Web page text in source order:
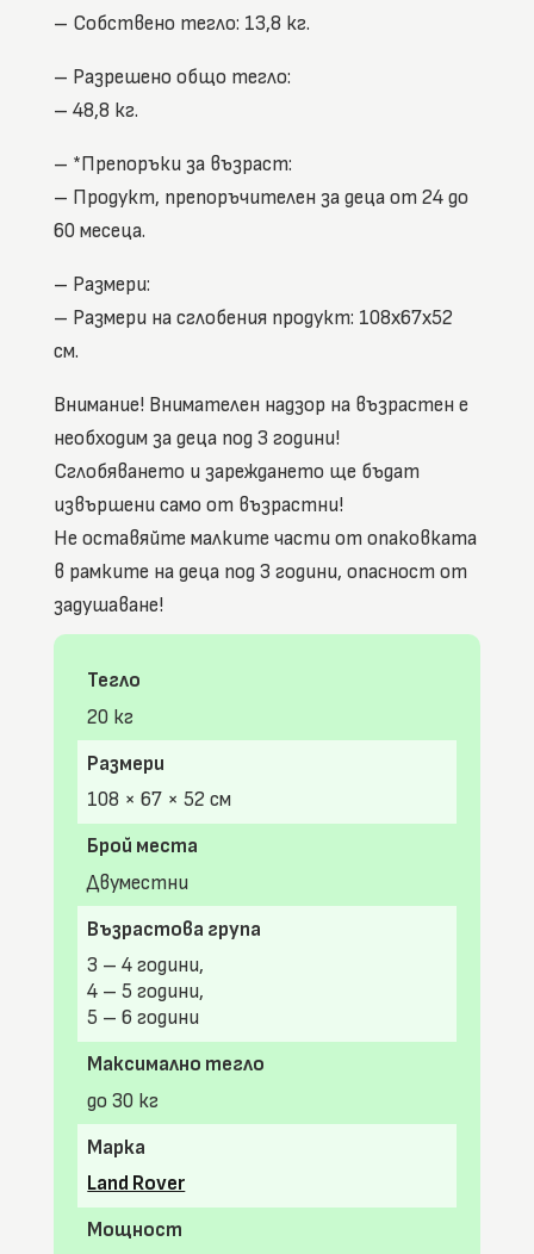
– Собствено тегло: 13,8 кг.
– Разрешено общо тегло:
– 48,8 кг.
– *Препоръки за възраст:
– Продукт, препоръчителен за деца от 24 до
60 месеца.
– Размери:
– Размери на сглобения продукт: 108x67x52
см.
Внимание! Внимателен надзор на възрастен е
необходим за деца под 3 години!
Сглобяването и зареждането ще бъдат
извършени само от възрастни!
Не оставяйте малките части от опаковката
в рамките на деца под 3 години, опасност от
задушаване!
Тегло
20 кг
Размери
108 × 67 × 52 см
Брой места
Двуместни
Възрастова група
3 – 4 години,
4 – 5 години,
5 – 6 години
Максимално тегло
до 30 кг
Марка
Land Rover
Мощност